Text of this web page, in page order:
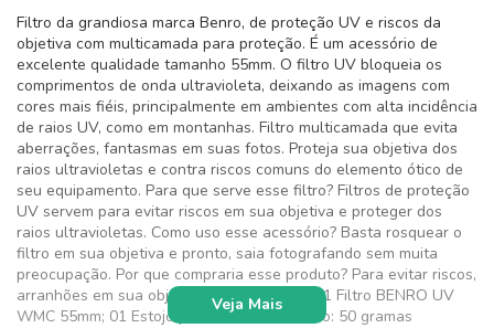
Filtro da grandiosa marca Benro, de proteção UV e riscos da
objetiva com multicamada para proteção. É um acessório de
excelente qualidade tamanho 55mm. O filtro UV bloqueia os
comprimentos de onda ultravioleta, deixando as imagens com
cores mais fiéis, principalmente em ambientes com alta incidência
de raios UV, como em montanhas. Filtro multicamada que evita
aberrações, fantasmas em suas fotos. Proteja sua objetiva dos
raios ultravioletas e contra riscos comuns do elemento ótico de
seu equipamento. Para que serve esse filtro? Filtros de proteção
UV servem para evitar riscos em sua objetiva e proteger dos
raios ultravioletas. Como uso esse acessório? Basta rosquear o
filtro em sua objetiva e pronto, saia fotografando sem muita
preocupação. Por que compraria esse produto? Para evitar riscos,
arranhões em sua objetiva. Itens Inclusos: 01 Filtro BENRO UV
WMC 55mm; 01 Estojo para armazenar. Peso: 50 gramas
Veja Mais